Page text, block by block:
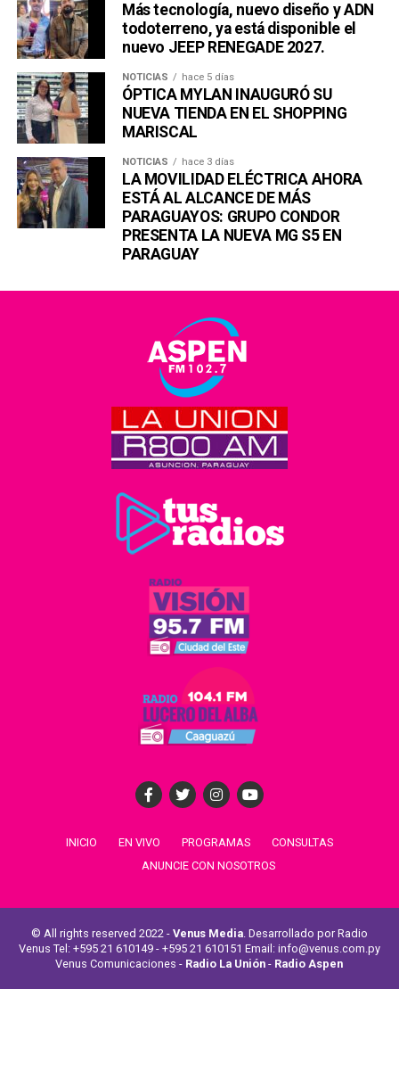
Más tecnología, nuevo diseño y ADN
todoterreno, ya está disponible el
nuevo JEEP RENEGADE 2027.
NOTICIAS hace 5 días
ÓPTICA MYLAN INAUGURÓ SU
NUEVA TIENDA EN EL SHOPPING
MARISCAL
NOTICIAS hace 3 días
LA MOVILIDAD ELÉCTRICA AHORA
ESTÁ AL ALCANCE DE MÁS
PARAGUAYOS: GRUPO CONDOR
PRESENTA LA NUEVA MG S5 EN
PARAGUAY
INICIO EN VIVO PROGRAMAS
CONSULTAS
ANUNCIE CON NOSOTROS
© All rights reserved 2022 - Venus Media. Desarrollado por Radio
Venus Tel: +595 21 610149 - +595 21 610151 Email: info@venus.com.py
Venus Comunicaciones - Radio La Unión - Radio Aspen